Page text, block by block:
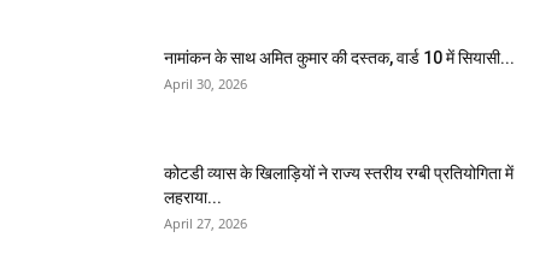
नामांकन के साथ अमित कुमार की दस्तक, वार्ड 10 में सियासी...
April 30, 2026
कोटडी व्यास के खिलाड़ियों ने राज्य स्तरीय रग्बी प्रतियोगिता में
लहराया...
April 27, 2026